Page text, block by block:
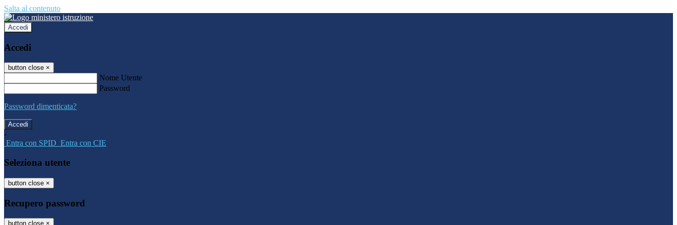
Salta al contenuto
Accedi
Accedi
button close ×
Nome Utente
Password
Password dimenticata?
-
Entra con SPID Entra con CIE
Seleziona utente
button close ×
Recupero password
button close ×